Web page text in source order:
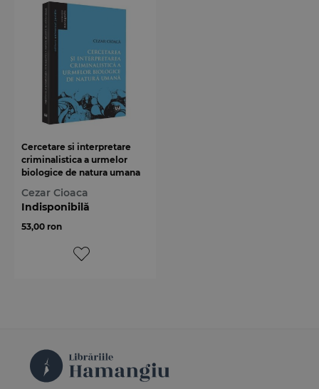
Cercetare si interpretare
criminalistica a urmelor
biologice de natura umana
Cezar Cioaca
Indisponibilă
53,00 ron